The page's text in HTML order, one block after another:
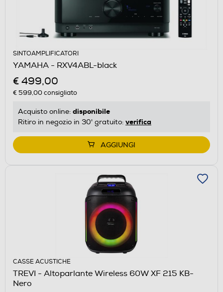
SINTOAMPLIFICATORI
YAMAHA - RXV4ABL-black
€ 499,00
€ 599,00consigliato
Acquisto online: disponibile
Ritiro in negozio in 30' gratuito: verifica
AGGIUNGI
CASSE ACUSTICHE
TREVI - Altoparlante Wireless 60W XF 215 KB-
Nero